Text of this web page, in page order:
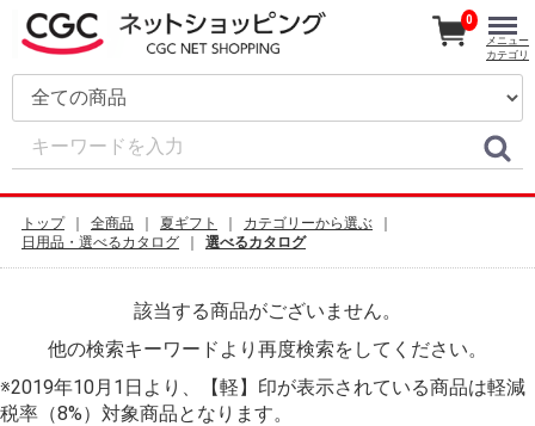
0
メニュー
カテゴリ
トップ 全商品 夏ギフト
カテゴリーから選ぶ
日用品・選べるカタログ
選べるカタログ
該当する商品がございません。
他の検索キーワードより再度検索をしてください。
※2019年10月1日より、【軽】印が表示されている商品は軽減
税率（8%）対象商品となります。